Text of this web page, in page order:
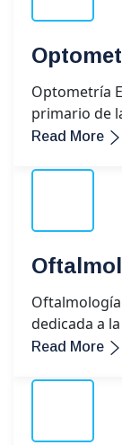
Optometría
primario de
Read More
dedicada a
Read More